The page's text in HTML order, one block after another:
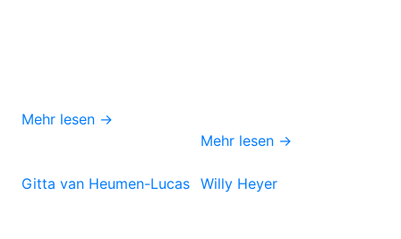
Mehr lesen →
Mehr lesen →
Gitta van Heumen-Lucas Willy Heyer